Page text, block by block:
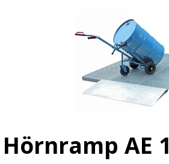
Hörnramp AE